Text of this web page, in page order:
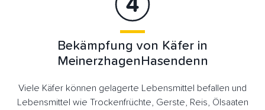
Bekämpfung von Käfer in
MeinerzhagenHasendenn
Viele Käfer können gelagerte Lebensmittel befallen und
Lebensmittel wie Trockenfrüchte, Gerste, Reis, Ölsaaten